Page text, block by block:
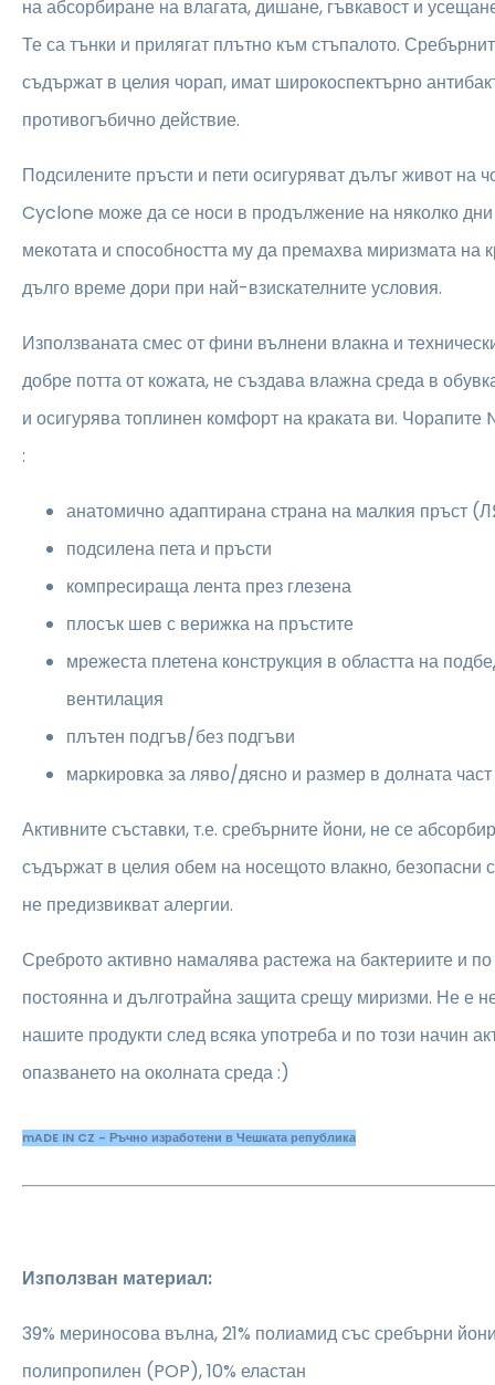
на абсорбиране на влагата, дишане, гъвкавост и
Те са тънки и прилягат плътно към стъпалото.
съдържат в целия чорап, имат широкоспектърно
противогъбично действие.
Подсилените пръсти и пети осигуряват дълъг живот на
Cyclone може да се носи в продължение на няколко дни
мекотата и способността му да премахва миризмата на
дълго време дори при най-взискателните условия.
Използваната смес от фини вълнени влакна и
добре потта от кожата, не създава влажна среда в
и осигурява топлинен комфорт на краката ви.
:
анатомично адаптирана страна на малкия
подсилена пета и пръсти
компресираща лента през глезена
плосък шев с верижка на пръстите
мрежеста плетена конструкция в областта на
вентилация
плътен подгъв/без подгъви
маркировка за ляво/дясно и размер в долната
Активните съставки, т.е. сребърните йони, не се
съдържат в целия обем на носещото влакно, безопасни
не предизвикват алергии.
Среброто активно намалява растежа на бактериите и по
постоянна и дълготрайна защита срещу миризми. Не е
нашите продукти след всяка употреба и по този начин
опазването на околната среда :)
mADE IN CZ - Ръчно изработени в Чешката република
Използван материал:
39% мериносова вълна, 21% полиамид със сребърни
полипропилен (POP), 10% еластан